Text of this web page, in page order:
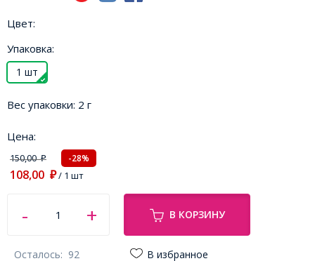
Цвет:
Упаковка:
1 шт
Вес упаковки: 2 г
Цена:
150,00₽ -28%
108,00 ₽/ 1 шт
В КОРЗИНУ
Осталось: 92 В избранное